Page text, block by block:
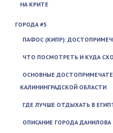
НА КРИТЕ
ГОРОДА #5
ПАФОС (КИПР):
ЧТО ПОСМОТРЕТЬ И КУДА
ОСНОВНЫЕ
КАЛИНИНГРАДСКОЙ ОБЛАСТИ
ГДЕ ЛУЧШЕ ОТДЫХАТЬ В
ОПИСАНИЕ ГОРОДА